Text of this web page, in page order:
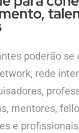
poderão se
rede
mentores,
e